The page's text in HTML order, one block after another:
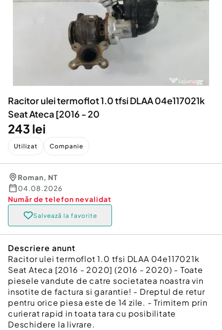
Animale de companie
Afaceri și echipamente profesionale
Inchiriere Bunuri si Vehicule
Utilaje agricole si industriale
Piese auto si accesorii
Racitor ulei termoflot 1.0 tfsi DLAA 04e117021k
Seat Ateca [2016 - 20
243 lei
Utilizat Companie
Roman, NT
04.08.2026
Număr de telefon nevalidat
Salvează la favorite
Descriere anunt
Racitor ulei termoflot 1.0 tfsi DLAA 04e117021k
Seat Ateca [2016 - 2020] (2016 - 2020) - Toate
piesele vandute de catre societatea noastra vin
insotite de factura si garantie! - Dreptul de retur
pentru orice piesa este de 14 zile. - Trimitem prin
curierat rapid in toata tara cu posibilitate
Deschidere la livrare.